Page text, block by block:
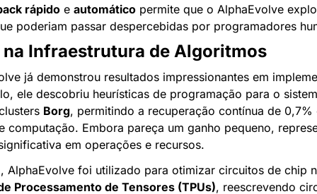
rápido e automático permite que o AlphaEvolve
poderiam passar despercebidas por programadores
Infraestrutura de Algoritmos
já demonstrou resultados impressionantes em
ele descobriu heurísticas de programação para o
Borg, permitindo a recuperação contínua de 0,7%
computação. Embora pareça um ganho pequeno,
em operações e recursos.
Processamento de Tensores (TPUs)